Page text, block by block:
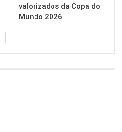
valorizados da Copa do
Mundo 2026